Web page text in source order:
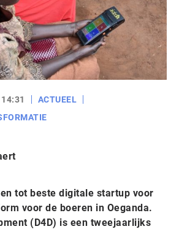
ACTUEEL
tot beste digitale startup voor
voor de boeren in Oeganda.
(D4D) is een tweejaarlijks